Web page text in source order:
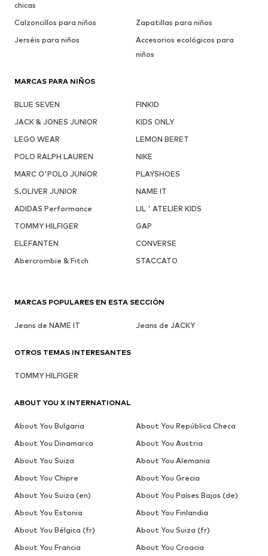
chicas
Calzoncillos para niños
Zapatillas para niños
Jerséis para niños
Accesorios ecológicos para
niños
MARCAS PARA NIÑOS
BLUE SEVEN
FINKID
JACK & JONES JUNIOR
KIDS ONLY
LEGO WEAR
LEMON BERET
POLO RALPH LAUREN
NIKE
MARC O'POLO JUNIOR
PLAYSHOES
S.OLIVER JUNIOR
NAME IT
ADIDAS Performance
LIL ' ATELIER KIDS
TOMMY HILFIGER
GAP
ELEFANTEN
CONVERSE
Abercrombie & Fitch
STACCATO
MARCAS POPULARES EN ESTA SECCIÓN
Jeans de NAME IT Jeans de JACKY
OTROS TEMAS INTERESANTES
TOMMY HILFIGER
ABOUT YOU X INTERNATIONAL
About You Bulgaria
About You República Checa
About You Dinamarca
About You Austria
About You Suiza
About You Alemania
About You Chipre
About You Grecia
About You Suiza (en)
About You Países Bajos (de)
About You Estonia
About You Finlandia
About You Bélgica (fr)
About You Suiza (fr)
About You Francia
About You Croacia